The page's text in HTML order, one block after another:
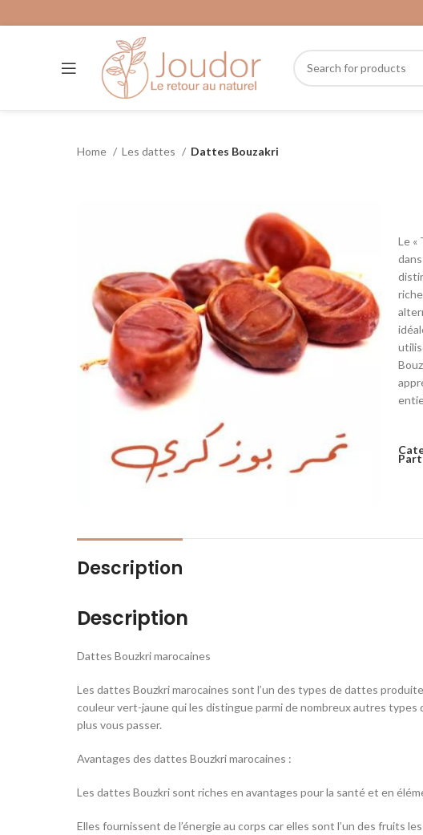
Home Les dattes Dattes Bouzakri
Le «
Description
Description
Dattes Bouzkri marocaines
Les dattes Bouzkri marocaines sont l’un des types de dattes
couleur vert-jaune qui les distingue parmi de nombreux autres
plus vous passer.
Avantages des dattes Bouzkri marocaines :
Les dattes Bouzkri sont riches en avantages pour la santé et en
Elles fournissent de l’énergie au corps car elles sont l’un des fruits